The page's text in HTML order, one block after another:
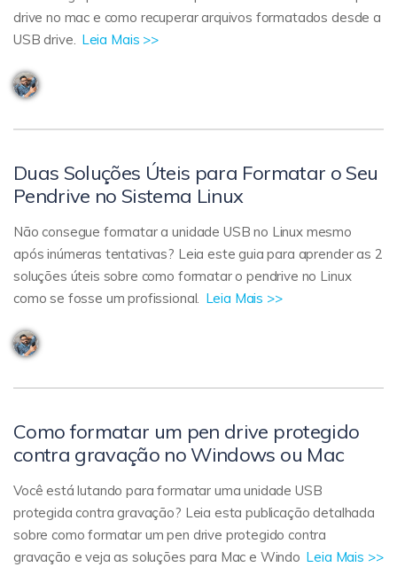
drive no mac e como recuperar arquivos formatados desde a
USB drive. Leia Mais >>
Duas Soluções Úteis para Formatar o Seu
Pendrive no Sistema Linux
Não consegue formatar a unidade USB no Linux mesmo
após inúmeras tentativas? Leia este guia para aprender as 2
soluções úteis sobre como formatar o pendrive no Linux
como se fosse um profissional. Leia Mais >>
Como formatar um pen drive protegido
contra gravação no Windows ou Mac
Você está lutando para formatar uma unidade USB
protegida contra gravação? Leia esta publicação detalhada
sobre como formatar um pen drive protegido contra
gravação e veja as soluções para Mac e Windo Leia Mais >>